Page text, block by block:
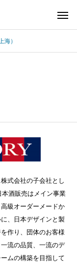
海）
式会社の子会社とし
酒販売はメイン事業
級オーダーメードか
、日本デザインと製
作り、団体のお客様
流の品質、一流のデ
ムの構築を目指して